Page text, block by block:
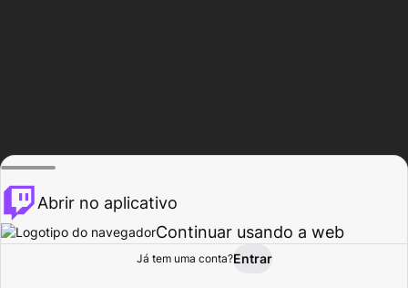
Procurar Atividade
Abrir no aplicativo
Continuar usando a web
Já tem uma conta?Entrar